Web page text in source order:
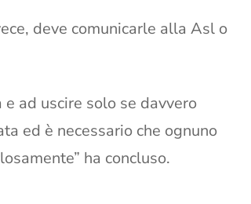
deve comunicarle alla Asl o
e ad uscire solo se davvero
ed è necessario che ognuno
ha concluso.